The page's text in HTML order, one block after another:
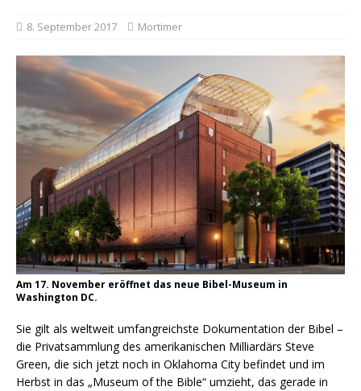
8. September 2017 Mortimer
Am 17. November eröffnet das neue Bibel-Museum in
Washington DC.
Sie gilt als weltweit umfangreichste Dokumentation der Bibel –
die Privatsammlung des amerikanischen Milliardärs Steve
Green, die sich jetzt noch in Oklahoma City befindet und im
Herbst in das „Museum of the Bible“ umzieht, das gerade in